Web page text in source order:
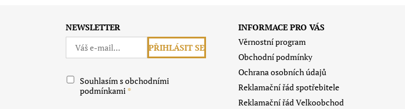
NEWSLETTER
Souhlasím s obchodními
podmínkami
INFORMACE PRO VÁS
Věrnostní program
Obchodní podmínky
Ochrana osobních údajů
Reklamační řád spotřebitele
Reklamační řád Velkoobchod